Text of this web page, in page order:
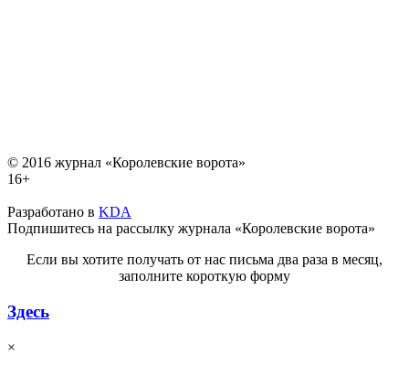
© 2016 журнал «Королевские ворота»
16+
Разработано в KDA
Подпишитесь на рассылку журнала «Королевские ворота»
Если вы хотите получать от нас письма два раза в месяц,
заполните короткую форму
Здесь
×